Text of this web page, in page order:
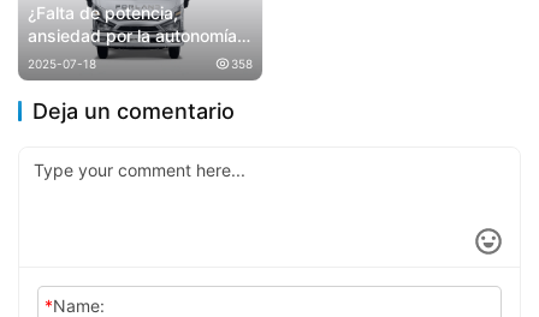
​​¿Falta de potencia,
ansiedad por la autonomía?
¡El camión ligero a gas
FORLAND G-F28T pone la
eficiencia del transporte
logístico bajo tu control
2025-07-18 358
Deja un comentario
*Name: